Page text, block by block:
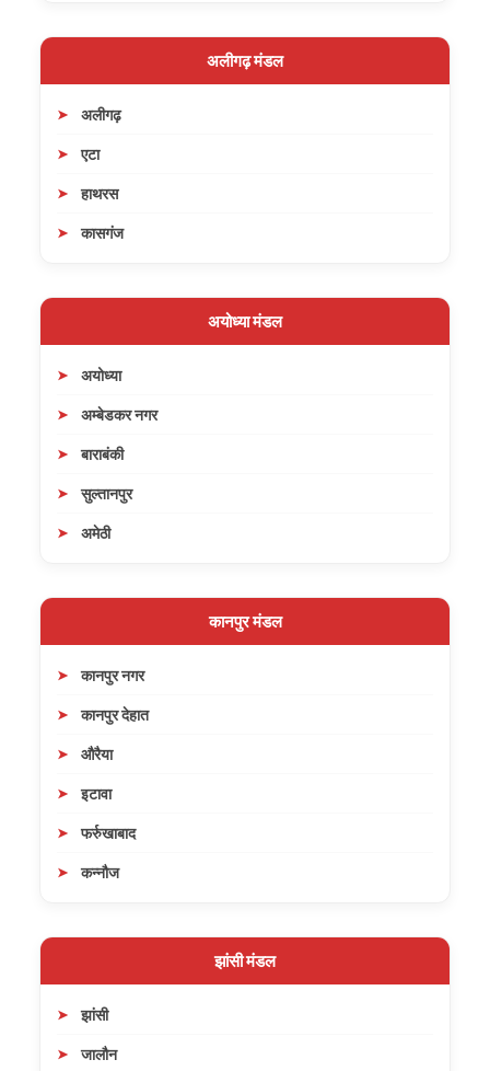
अलीगढ़ मंडल
अलीगढ़
एटा
हाथरस
कासगंज
अयोध्या मंडल
अयोध्या
अम्बेडकर नगर
बाराबंकी
सुल्तानपुर
अमेठी
कानपुर मंडल
कानपुर नगर
कानपुर देहात
औरैया
इटावा
फर्रुखाबाद
कन्नौज
झांसी मंडल
झांसी
जालौन